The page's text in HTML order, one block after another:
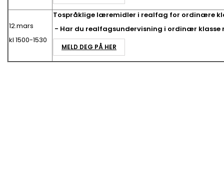
12.mars
kl 1500-1530
Tospråklige læremidler i realfag for ordinære
- Har du realfagsundervisning i ordinær klasse
MELD DEG PÅ HER